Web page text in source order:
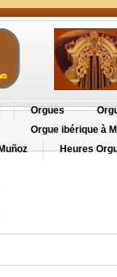
Orgues
Orgue ibérique à
Heures